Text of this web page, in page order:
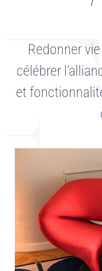
Redonner
célébrer
et